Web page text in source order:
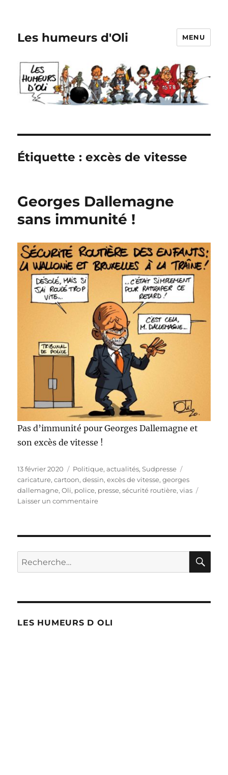
Les humeurs d'Oli MENU
Étiquette :excès de vitesse
Georges Dallemagne
sans immunité !
Pas d’immunité pour Georges Dallemagne et
son excès de vitesse !
Publié
le
13 février 2020 Catégories
Politique, actualités,Sudpresse
caricature,cartoon,dessin,excès de vitesse,georges
dallemagne,Oli, police, presse,sécurité routière,vias
Laisser un commentairesur
!
Recherche
pour :
LES HUMEURS D OLI